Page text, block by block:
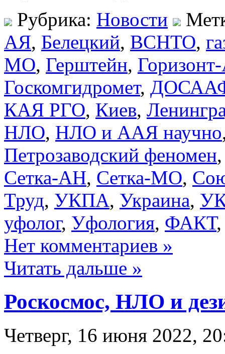
Рубрика: Новости
АЯ, Белецкий, ВСНТО,
МО, Герштейн,
Госкомгидромет,
КАЯ РГО, Киев,
НЛО, НЛО и ААЯ научно
Петрозаводский феномен
Сетка-АН, Сетка-МО,
Труд, УКПА, Украина,
уфолог, Уфология, ФАКТ
Нет комментариев »
Читать дальше »
Роскосмос, НЛО и
Четверг, 16 июня 2022,